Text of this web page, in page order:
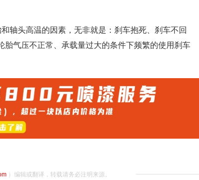
轴头高温的因素，无非就是：刹车抱死、刹车不回
气压不正常、承载量过大的条件下频繁的使用刹车
）编辑或翻译，转载请务必注明来源。